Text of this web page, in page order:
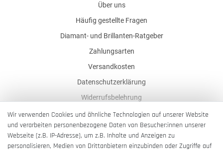
Über uns
Häufig gestellte Fragen
Diamant- und Brillanten-Ratgeber
Zahlungsarten
Versandkosten
Datenschutzerklärung
Widerrufsbelehrung
AGB
Impressum
Barrierefreiheitserklärung
Wir verwenden Cookies und ähnliche Technologien auf unserer Website
und verarbeiten personenbezogene Daten von Besucher:innen unserer
Webseite (z.B. IP-Adresse), um z.B. Inhalte und Anzeigen zu
personalisieren, Medien von Drittanbietern einzubinden oder Zugriffe auf